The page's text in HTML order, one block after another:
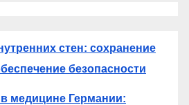
стен: сохранение
безопасности
медицине Германии: